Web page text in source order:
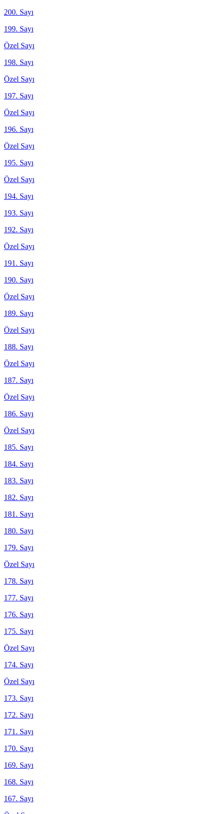
200. Sayı
199. Sayı
Özel Sayı
198. Sayı
Özel Sayı
197. Sayı
Özel Sayı
196. Sayı
Özel Sayı
195. Sayı
Özel Sayı
194. Sayı
193. Sayı
192. Sayı
Özel Sayı
191. Sayı
190. Sayı
Özel Sayı
189. Sayı
Özel Sayı
188. Sayı
Özel Sayı
187. Sayı
Özel Sayı
186. Sayı
Özel Sayı
185. Sayı
184. Sayı
183. Sayı
182. Sayı
181. Sayı
180. Sayı
179. Sayı
Özel Sayı
178. Sayı
177. Sayı
176. Sayı
175. Sayı
Özel Sayı
174. Sayı
Özel Sayı
173. Sayı
172. Sayı
171. Sayı
170. Sayı
169. Sayı
168. Sayı
167. Sayı